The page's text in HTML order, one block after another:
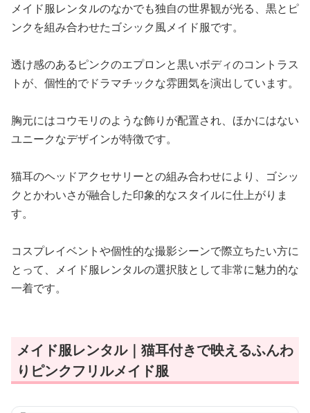
メイド服レンタルのなかでも独自の世界観が光る、黒とピ
ンクを組み合わせたゴシック風メイド服です。
透け感のあるピンクのエプロンと黒いボディのコントラス
トが、個性的でドラマチックな雰囲気を演出しています。
胸元にはコウモリのような飾りが配置され、ほかにはない
ユニークなデザインが特徴です。
猫耳のヘッドアクセサリーとの組み合わせにより、ゴシッ
クとかわいさが融合した印象的なスタイルに仕上がりま
す。
コスプレイベントや個性的な撮影シーンで際立ちたい方に
とって、メイド服レンタルの選択肢として非常に魅力的な
一着です。
メイド服レンタル｜猫耳付きで映えるふんわ
りピンクフリルメイド服